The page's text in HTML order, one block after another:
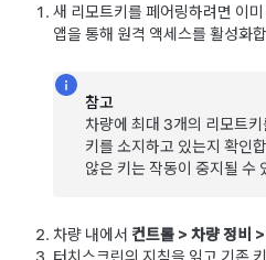
새 리모트키를 페어링하려면 이
앱을 통해 원격 액세스를 활성화
참고
차량에 최대 3개의 리모트
키를 소지하고 있는지 확인
않은 키는 작동이 중지될 수
차량 내에서 컨트롤 > 차량 정비 >